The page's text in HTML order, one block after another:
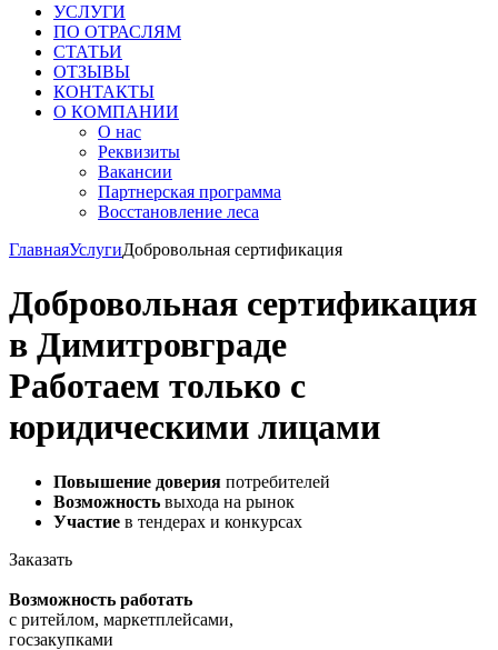
УСЛУГИ
ПО ОТРАСЛЯМ
СТАТЬИ
ОТЗЫВЫ
КОНТАКТЫ
О КОМПАНИИ
О нас
Реквизиты
Вакансии
Партнерская программа
Восстановление леса
ГлавнаяУслугиДобровольная сертификация
Добровольная сертификация
в Димитровграде
Работаем только с
юридическими лицами
Повышение доверия потребителей
Возможность выхода на рынок
Участие в тендерах и конкурсах
Заказать
Возможность работать
с ритейлом, маркетплейсами,
госзакупками